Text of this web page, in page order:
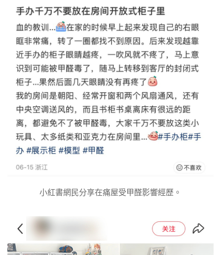
小紅書網民分享在痛屋受甲醛影響經歷。